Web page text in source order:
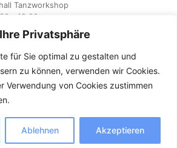
Privatsphäre
für Sie optimal zu gestalten und
zu können, verwenden wir Cookies.
Verwendung von Cookies zustimmen
Ablehnen Akzeptieren
Tanzworkshop
12:00
Impressum